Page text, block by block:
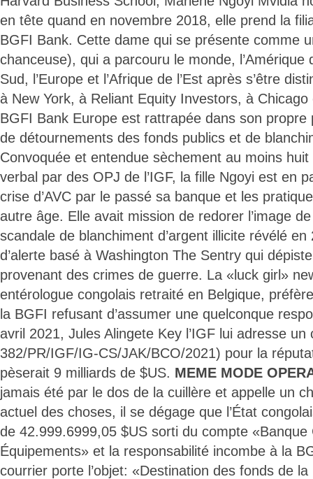
en tête quand en novembre 2018, elle prend la
BGFI Bank. Cette dame qui se présente comme
chanceuse), qui a parcouru le monde, l’Amérique
Sud, l’Europe et l’Afrique de l’Est après s’être
à New York, à Reliant Equity Investors, à
BGFI Bank Europe est rattrapée dans son propre
de détournements des fonds publics et de
Convoquée et entendue sèchement au moins
verbal par des OPJ de l’IGF, la fille Ngoyi est en
crise d’AVC par le passé sa banque et les
autre âge. Elle avait mission de redorer l’image
scandale de blanchiment d’argent illicite révélé
d’alerte basé à Washington The Sentry qui
provenant des crimes de guerre. La «luck girl»
entérologue congolais retraité en Belgique,
la BGFI refusant d’assumer une quelconque
avril 2021, Jules Alingete Key l’IGF lui adresse un
382/PR/IGF/IG-CS/JAK/BCO/2021) pour la
pèserait 9 milliards de $US. MEME MODE
jamais été par le dos de la cuillère et appelle un
actuel des choses, il se dégage que l’État
de 42.999.6999,05 $US sorti du compte «Banque
Équipements» et la responsabilité incombe à la
courrier porte l’objet: «Destination des fonds de